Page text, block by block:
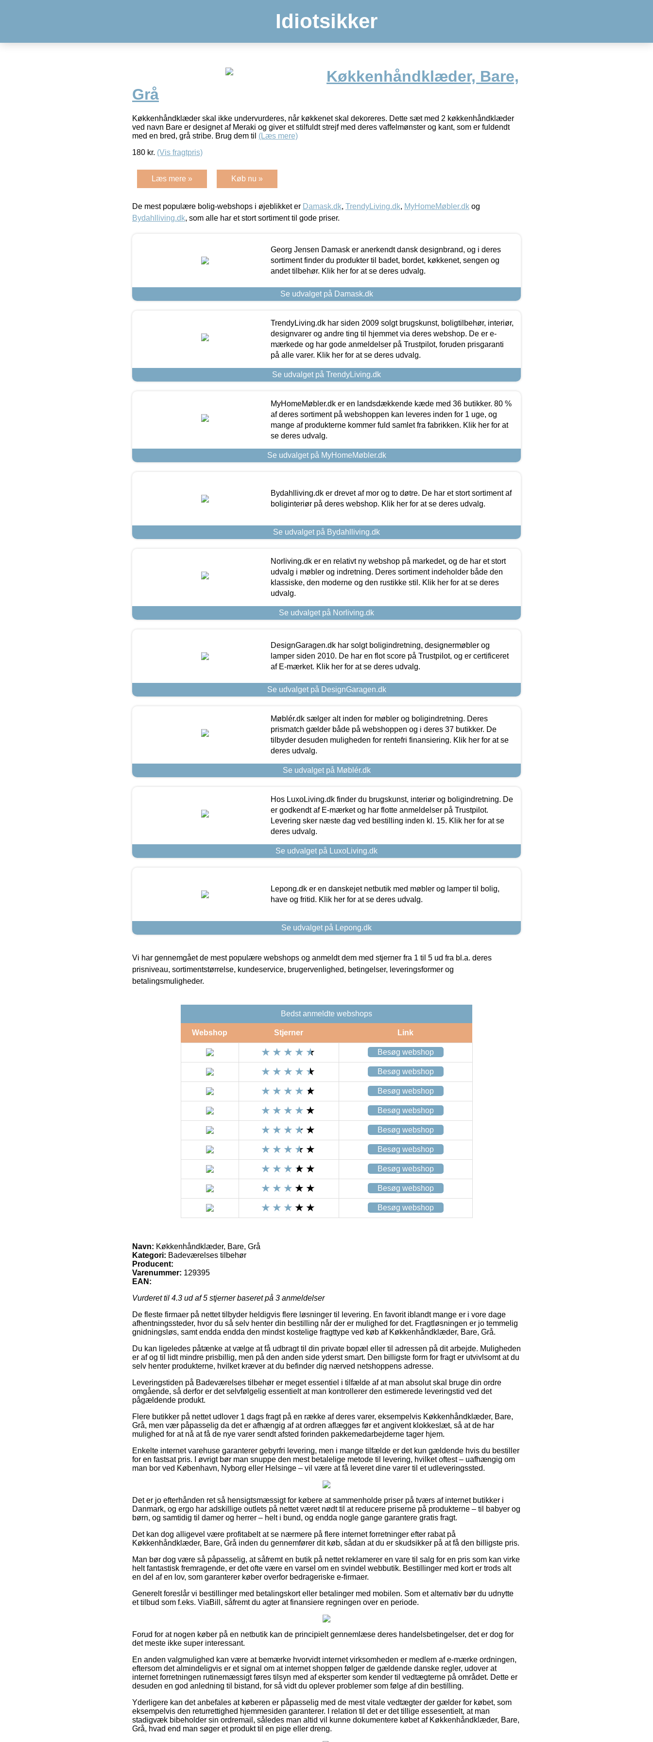
Idiotsikker
Køkkenhåndklæder, Bare,
Grå
Køkkenhåndklæder skal ikke undervurderes, når køkkenet skal dekoreres. Dette sæt med 2 køkkenhåndklæder
ved navn Bare er designet af Meraki og giver et stilfuldt strejf med deres vaffelmønster og kant, som er fuldendt
med en bred, grå stribe. Brug dem til (Læs mere)
180 kr. (Vis fragtpris)
Læs mere » Køb nu »
De mest populære bolig-webshops i øjeblikket er Damask.dk, TrendyLiving.dk, MyHomeMøbler.dk og
Bydahlliving.dk, som alle har et stort sortiment til gode priser.
Georg Jensen Damask er anerkendt dansk designbrand, og i deres
sortiment finder du produkter til badet, bordet, køkkenet, sengen og
andet tilbehør. Klik her for at se deres udvalg.
Se udvalget på Damask.dk
TrendyLiving.dk har siden 2009 solgt brugskunst, boligtilbehør, interiør,
designvarer og andre ting til hjemmet via deres webshop. De er e-
mærkede og har gode anmeldelser på Trustpilot, foruden prisgaranti
på alle varer. Klik her for at se deres udvalg.
Se udvalget på TrendyLiving.dk
MyHomeMøbler.dk er en landsdækkende kæde med 36 butikker. 80 %
af deres sortiment på webshoppen kan leveres inden for 1 uge, og
mange af produkterne kommer fuld samlet fra fabrikken. Klik her for at
se deres udvalg.
Se udvalget på MyHomeMøbler.dk
Bydahlliving.dk er drevet af mor og to døtre. De har et stort sortiment af
boliginteriør på deres webshop. Klik her for at se deres udvalg.
Se udvalget på Bydahlliving.dk
Norliving.dk er en relativt ny webshop på markedet, og de har et stort
udvalg i møbler og indretning. Deres sortiment indeholder både den
klassiske, den moderne og den rustikke stil. Klik her for at se deres
udvalg.
Se udvalget på Norliving.dk
DesignGaragen.dk har solgt boligindretning, designermøbler og
lamper siden 2010. De har en flot score på Trustpilot, og er certificeret
af E-mærket. Klik her for at se deres udvalg.
Se udvalget på DesignGaragen.dk
Møblér.dk sælger alt inden for møbler og boligindretning. Deres
prismatch gælder både på webshoppen og i deres 37 butikker. De
tilbyder desuden muligheden for rentefri finansiering. Klik her for at se
deres udvalg.
Se udvalget på Møblér.dk
Hos LuxoLiving.dk finder du brugskunst, interiør og boligindretning. De
er godkendt af E-mærket og har flotte anmeldelser på Trustpilot.
Levering sker næste dag ved bestilling inden kl. 15. Klik her for at se
deres udvalg.
Se udvalget på LuxoLiving.dk
Lepong.dk er en danskejet netbutik med møbler og lamper til bolig,
have og fritid. Klik her for at se deres udvalg.
Se udvalget på Lepong.dk
Vi har gennemgået de mest populære webshops og anmeldt dem med stjerner fra 1 til 5 ud fra bl.a. deres
prisniveau, sortimentstørrelse, kundeservice, brugervenlighed, betingelser, leveringsformer og
betalingsmuligheder.
Bedst anmeldte webshops
Webshop Stjerner Link
Besøg webshop
Besøg webshop
Besøg webshop
Besøg webshop
Besøg webshop
Besøg webshop
Besøg webshop
Besøg webshop
Besøg webshop
Navn: Køkkenhåndklæder, Bare, Grå
Kategori: Badeværelses tilbehør
Producent:
Varenummer: 129395
EAN:
Vurderet til 4.3 ud af 5 stjerner baseret på 3 anmeldelser
De fleste firmaer på nettet tilbyder heldigvis flere løsninger til levering. En favorit iblandt mange er i vore dage
afhentningssteder, hvor du så selv henter din bestilling når der er mulighed for det. Fragtløsningen er jo temmelig
gnidningsløs, samt endda endda den mindst kostelige fragttype ved køb af Køkkenhåndklæder, Bare, Grå.
Du kan ligeledes påtænke at vælge at få udbragt til din private bopæl eller til adressen på dit arbejde. Muligheden
er af og til lidt mindre prisbillig, men på den anden side yderst smart. Den billigste form for fragt er utvivlsomt at du
selv henter produkterne, hvilket kræver at du befinder dig nærved netshoppens adresse.
Leveringstiden på Badeværelses tilbehør er meget essentiel i tilfælde af at man absolut skal bruge din ordre
omgående, så derfor er det selvfølgelig essentielt at man kontrollerer den estimerede leveringstid ved det
pågældende produkt.
Flere butikker på nettet udlover 1 dags fragt på en række af deres varer, eksempelvis Køkkenhåndklæder, Bare,
Grå, men vær påpasselig da det er afhængig af at ordren aflægges før et angivent klokkeslæt, så at de har
mulighed for at nå at få de nye varer sendt afsted forinden pakkemedarbejderne tager hjem.
Enkelte internet varehuse garanterer gebyrfri levering, men i mange tilfælde er det kun gældende hvis du bestiller
for en fastsat pris. I øvrigt bør man snuppe den mest betalelige metode til levering, hvilket oftest – uafhængig om
man bor ved København, Nyborg eller Helsinge – vil være at få leveret dine varer til et udleveringssted.
Det er jo efterhånden ret så hensigtsmæssigt for købere at sammenholde priser på tværs af internet butikker i
Danmark, og ergo har adskillige outlets på nettet været nødt til at reducere priserne på produkterne – til babyer og
børn, og samtidig til damer og herrer – helt i bund, og endda nogle gange garantere gratis fragt.
Det kan dog alligevel være profitabelt at se nærmere på flere internet forretninger efter rabat på
Køkkenhåndklæder, Bare, Grå inden du gennemfører dit køb, sådan at du er skudsikker på at få den billigste pris.
Man bør dog være så påpasselig, at såfremt en butik på nettet reklamerer en vare til salg for en pris som kan virke
helt fantastisk fremragende, er det ofte være en varsel om en svindel webbutik. Bestillinger med kort er trods alt
en del af en lov, som garanterer køber overfor bedrageriske e-firmaer.
Generelt foreslår vi bestillinger med betalingskort eller betalinger med mobilen. Som et alternativ bør du udnytte
et tilbud som f.eks. ViaBill, såfremt du agter at finansiere regningen over en periode.
Forud for at nogen køber på en netbutik kan de principielt gennemlæse deres handelsbetingelser, det er dog for
det meste ikke super interessant.
En anden valgmulighed kan være at bemærke hvorvidt internet virksomheden er medlem af e-mærke ordningen,
eftersom det almindeligvis er et signal om at internet shoppen følger de gældende danske regler, udover at
internet forretningen rutinemæssigt føres tilsyn med af eksperter som kender til vedtægterne på området. Dette er
desuden en god anledning til bistand, for så vidt du oplever problemer som følge af din bestilling.
Yderligere kan det anbefales at køberen er påpasselig med de mest vitale vedtægter der gælder for købet, som
eksempelvis den returrettighed hjemmesiden garanterer. I relation til det er det tillige essesentielt, at man
stadigvæk bibeholder sin ordremail, således man altid vil kunne dokumentere købet af Køkkenhåndklæder, Bare,
Grå, hvad end man søger et produkt til en pige eller dreng.